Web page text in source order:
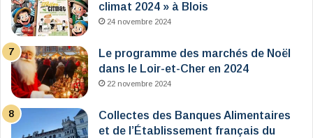
climat 2024 » à Blois
24 novembre 2024
Le programme des marchés de Noël
dans le Loir-et-Cher en 2024
22 novembre 2024
Collectes des Banques Alimentaires
et de l’Établissement français du